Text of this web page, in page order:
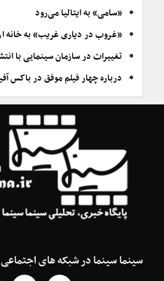
«سامی» به ایتالیا می‌رود
«غروب در دیاری غریب» به خانه
تغییرات در سازمان سینمایی با
درباره چهار فیلم موفق در باکس آفیس ۲۰۲۶/ نابودگران
سینما سینما در شبکه های اجتماعی